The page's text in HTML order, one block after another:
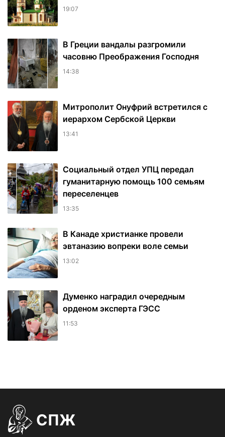
19:07
В Греции вандалы разгромили
часовню Преображения Господня
14:38
Митрополит Онуфрий встретился с
иерархом Сербской Церкви
13:41
Социальный отдел УПЦ передал
гуманитарную помощь 100 семьям
переселенцев
13:35
В Канаде христианке провели
эвтаназию вопреки воле семьи
13:02
Думенко наградил очередным
орденом эксперта ГЭСС
11:53
СПЖ